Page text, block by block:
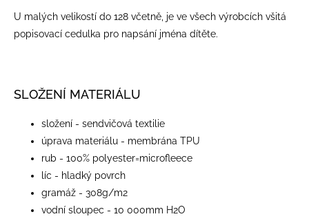
U malých velikostí do 128 včetně, je ve všech výrobcích všitá
popisovací cedulka pro napsání jména dítěte.
SLOŽENÍ MATERIÁLU
složení - sendvičová textilie
úprava materiálu - membrána TPU
rub - 100% polyester=microfleece
líc - hladký povrch
gramáž - 308g/m2
vodní sloupec - 10 000mm H2O